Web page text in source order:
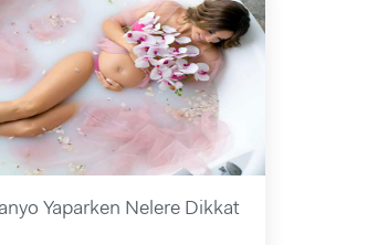
Yaparken Nelere Dikkat